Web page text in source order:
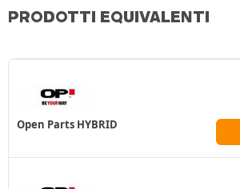
PRODOTTI EQUIVALENTI
Open Parts HYBRID